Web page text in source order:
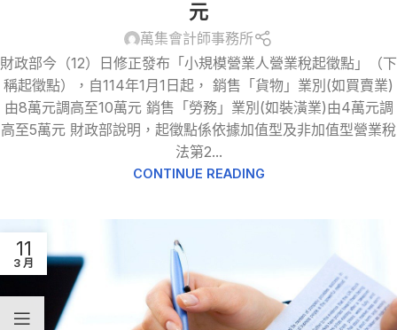
元
萬集會計師事務所
財政部今（12）日修正發布「小規模營業人營業稅起徵點」（下
稱起徵點），自114年1月1日起， 銷售「貨物」業別(如買賣業)
由8萬元調高至10萬元 銷售「勞務」業別(如裝潢業)由4萬元調
高至5萬元 財政部說明，起徵點係依據加值型及非加值型營業稅
法第2...
CONTINUE READING
11
3 月